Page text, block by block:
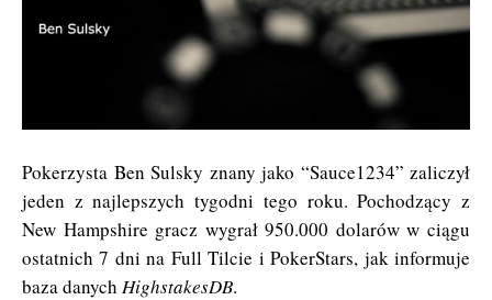
Pokerzysta Ben Sulsky znany jako “Sauce1234” zaliczył
jeden z najlepszych tygodni tego roku. Pochodzący z
New Hampshire gracz wygrał 950.000 dolarów w ciągu
ostatnich 7 dni na Full Tilcie i PokerStars, jak informuje
baza danych HighstakesDB.